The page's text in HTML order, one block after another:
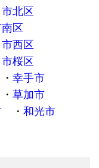
北区
区
西区
桜区
幸手市
草加市
和光市